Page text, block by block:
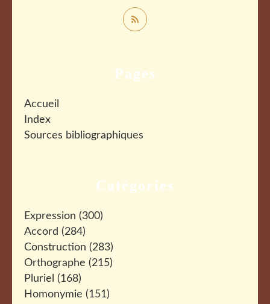
Catégories
Expression (300)
Accord (284)
Construction (283)
Orthographe (215)
Pluriel (168)
Homonymie (151)
Pages
Accueil
Index
Sources bibliographiques